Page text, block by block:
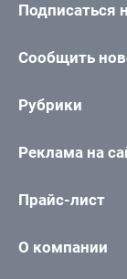
Подписаться
Сообщить
Рубрики
Реклама на
Прайс-лист
О компании